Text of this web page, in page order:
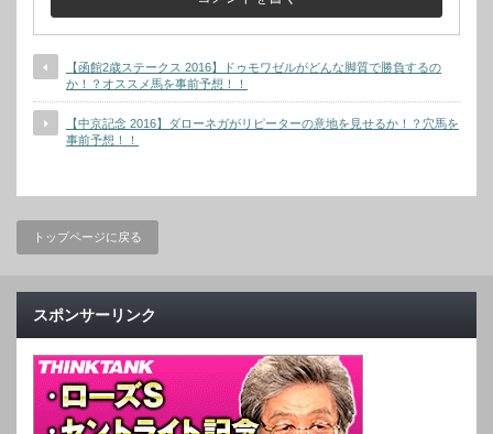
【函館2歳ステークス 2016】ドゥモワゼルがどんな脚質で勝負するの
か！？オススメ馬を事前予想！！
【中京記念 2016】ダローネガがリピーターの意地を見せるか！？穴馬を
事前予想！！
トップページに戻る
スポンサーリンク